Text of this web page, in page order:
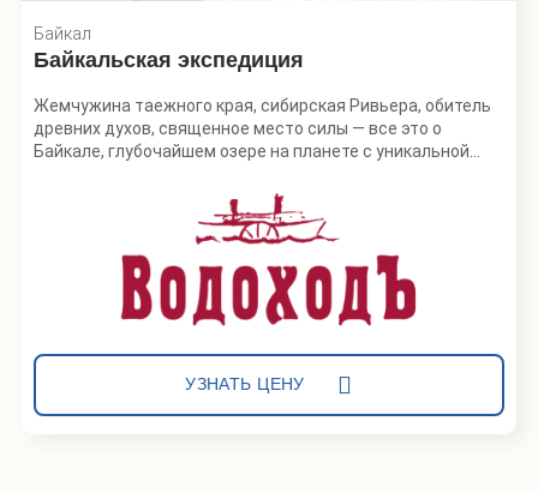
Байкал
Байкальская экспедиция
Жемчужина таежного края, сибирская Ривьера, обитель
древних духов, священное место силы — все это о
Байкале, глубочайшем озере на планете с уникальной
Байкал — одно из немногих мест на Земле, где стремятся
побывать путешественники всего мира. Здесь можно
увидеть первозданную природу, познакомиться с
многогранной культурой народов Прибайкалья и
почувствовать настоящее единение с природой. Экотур
подушке станет запоминающимся путешествием в дикий
край с невероятным разнообразием возможностей для
УЗНАТЬ ЦЕНУ